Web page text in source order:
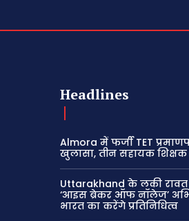
Headlines
Almora में फर्जी TET
खुलासा, तीन सहायक
Uttarakhand के लकी रावत
‘आइस ब्रेकर ऑफ नॉलेज’
भारत का करेंगे प्रतिनिधित्व